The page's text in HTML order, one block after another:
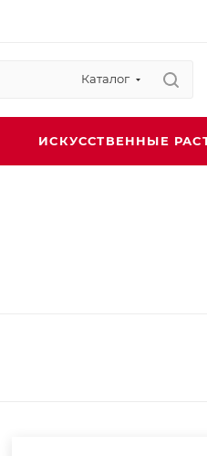
Каталог
ИСКУССТВЕННЫЕ